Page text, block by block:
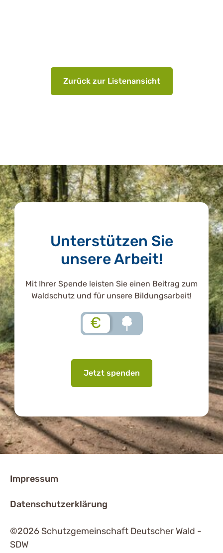
Zurück zur Listenansicht
Unterstützen Sie
unsere Arbeit!
Mit Ihrer Spende leisten Sie einen Beitrag zum
Waldschutz und für unsere Bildungsarbeit!
€
Jetzt spenden
©2026 Schutzgemeinschaft Deutscher Wald -
SDW
Impressum
Datenschutzerklärung